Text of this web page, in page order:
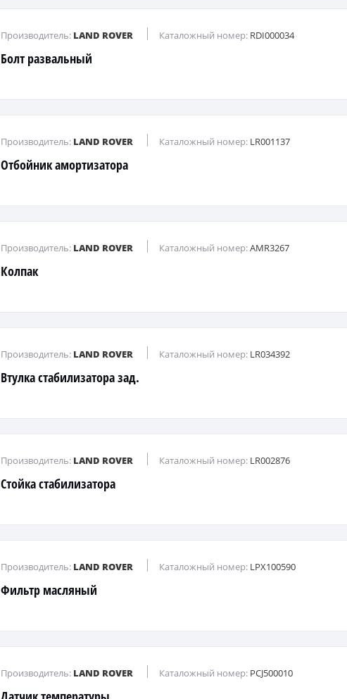
Болт развальный
Производитель: LAND ROVER Каталожный номер: RDI000034
Отбойник амортизатора
Производитель: LAND ROVER Каталожный номер: LR001137
Колпак
Производитель: LAND ROVER Каталожный номер:AMR3267
Втулка стабилизатора зад.
Производитель: LAND ROVER Каталожный номер: LR034392
Стойка стабилизатора
Производитель: LAND ROVER Каталожный номер: LR002876
Фильтр масляный
Производитель: LAND ROVER Каталожный номер: LPX100590
Производитель: LAND ROVER Каталожный номер: PCJ500010